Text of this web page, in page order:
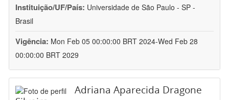
Instituição/UF/País: Universidade de São Paulo - SP -
Brasil
Vigência: Mon Feb 05 00:00:00 BRT 2024-Wed Feb 28
00:00:00 BRT 2029
Adriana Aparecida Dragone